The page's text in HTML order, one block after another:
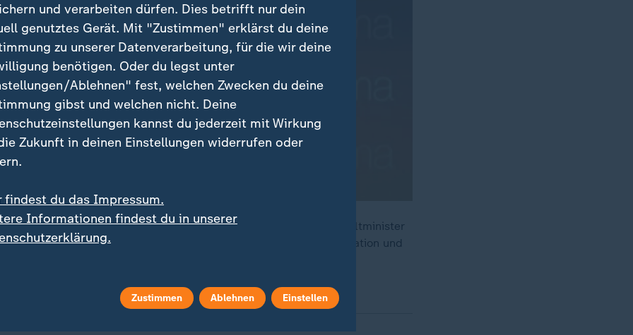
darum herum, uns dem Klimawandel zu stellen", so Bundesumweltminister
(SPD). Doch die Regierung wolle einen "Klimaschutz durch Innovation und
und verarbeiten dürfen. Dies betrifft nur dein
genutztes Gerät. Mit "Zustimmen" erklärst du deine
zu unserer Datenverarbeitung, für die wir deine
benötigen. Oder du legst unter
Ablehnen" fest, welchen Zwecken du deine
gibst und welchen nicht. Deine
kannst du jederzeit mit Wirkung
Zukunft in deinen Einstellungen widerrufen oder
findest du das Impressum.
Informationen findest du in unserer
Zustimmen Ablehnen Einstellen